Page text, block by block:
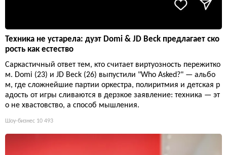
Техника не устарела: дуэт Domi & JD Beck предлагает ско
рость как естество
Саркастичный ответ тем, кто считает виртуозность пережитко
м. Domi (23) и JD Beck (26) выпустили "Who Asked?" — альбо
м, где сложнейшие партии оркестра, полиритмия и детская р
адость от игры сливаются в дерзкое заявление: техника — эт
о не хвастовство, а способ мышления.
Шоу-бизнес 10 493